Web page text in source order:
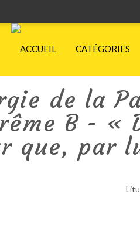
ACCUEIL CATÉGORIES
de la
B - «
que, par